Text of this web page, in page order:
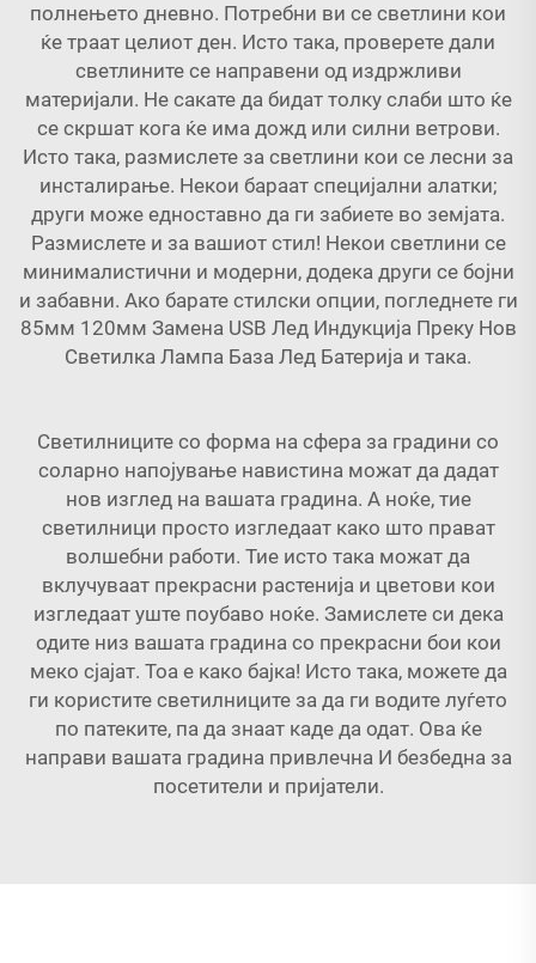
полнењето дневно. Потребни ви се светлини кои
ќе траат целиот ден. Исто така, проверете дали
светлините се направени од издржливи
материјали. Не сакате да бидат толку слаби што ќе
се скршат кога ќе има дожд или силни ветрови.
Исто така, размислете за светлини кои се лесни за
инсталирање. Некои бараат специјални алатки;
други може едноставно да ги забиете во земјата.
Размислете и за вашиот стил! Некои светлини се
минималистични и модерни, додека други се бојни
и забавни. Ако барате стилски опции, погледнете ги
85мм 120мм Замена USB Лед Индукција Преку Нов
Светилка Лампа База Лед Батерија и така.
Светилниците со форма на сфера за градини со
соларно напојување навистина можат да дадат
нов изглед на вашата градина. А ноќе, тие
светилници просто изгледаат како што прават
волшебни работи. Тие исто така можат да
вклучуваат прекрасни растенија и цветови кои
изгледаат уште поубаво ноќе. Замислете си дека
одите низ вашата градина со прекрасни бои кои
меко сјајат. Тоа е како бајка! Исто така, можете да
ги користите светилниците за да ги водите луѓето
по патеките, па да знаат каде да одат. Ова ќе
направи вашата градина привлечна И безбедна за
посетители и пријатели.